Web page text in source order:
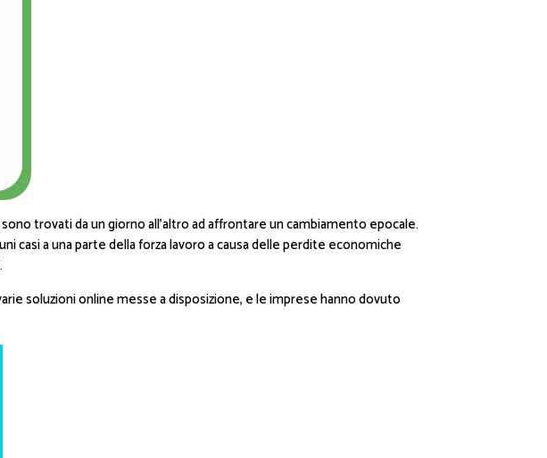
trovati da un giorno all’altro ad affrontare un cambiamento epocale.
casi a una parte della forza lavoro a causa delle perdite economiche
soluzioni online messe a disposizione, e le imprese hanno dovuto